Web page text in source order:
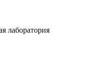
лаборатория